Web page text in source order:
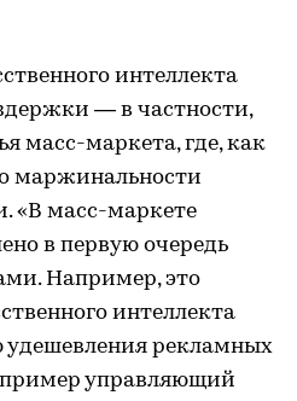
интеллекта
— в частности,
масс-маркета, где, как
маржинальности
«В масс-маркете
в первую очередь
Например, это
интеллекта
удешевления рекламных
управляющий